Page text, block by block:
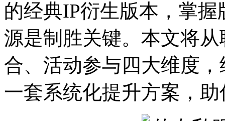
的经典IP衍生版本，掌
源是制胜关键。本文将
合、活动参与四大维度
一套系统化提升方案，